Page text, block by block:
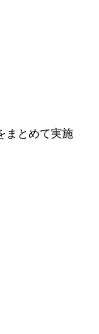
まとめて実施